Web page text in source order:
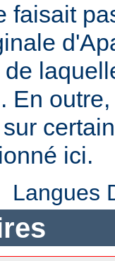
faisait
En
ici.
Langues